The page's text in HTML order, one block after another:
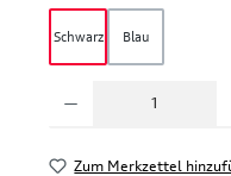
Schwarz Blau
Produkt Anzahl: Gib den
Zum Merkzettel